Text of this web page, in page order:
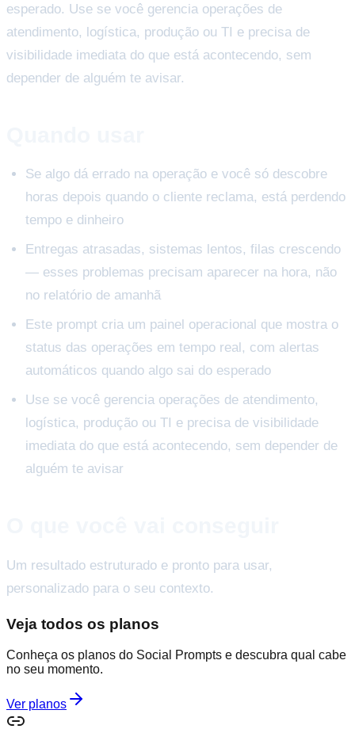
esperado. Use se você gerencia operações de
atendimento, logística, produção ou TI e precisa de
visibilidade imediata do que está acontecendo, sem
depender de alguém te avisar.
Se algo dá errado na operação e você só descobre
horas depois quando o cliente reclama, está perdendo
tempo e dinheiro
Entregas atrasadas, sistemas lentos, filas crescendo
— esses problemas precisam aparecer na hora, não
no relatório de amanhã
Este prompt cria um painel operacional que mostra o
status das operações em tempo real, com alertas
automáticos quando algo sai do esperado
Use se você gerencia operações de atendimento,
logística, produção ou TI e precisa de visibilidade
imediata do que está acontecendo, sem depender de
alguém te avisar
Um resultado estruturado e pronto para usar,
personalizado para o seu contexto.
Veja todos os planos
Conheça os planos do Social Prompts e descubra qual cabe
no seu momento.
Ver planos